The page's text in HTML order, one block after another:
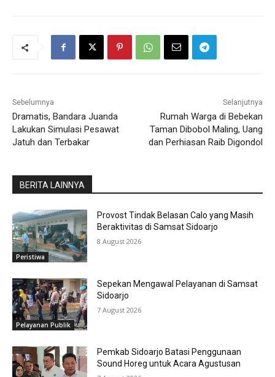
Sebelumnya
Dramatis, Bandara Juanda
Lakukan Simulasi Pesawat
Jatuh dan Terbakar
Selanjutnya
Rumah Warga di Bebekan
Taman Dibobol Maling, Uang
dan Perhiasan Raib Digondol
BERITA LAINNYA
Peristiwa
Provost Tindak Belasan Calo yang Masih
Beraktivitas di Samsat Sidoarjo
8 August 2026
Pelayanan Publik
Sepekan Mengawal Pelayanan di Samsat
Sidoarjo
7 August 2026
Pemkab Sidoarjo Batasi Penggunaan
Sound Horeg untuk Acara Agustusan